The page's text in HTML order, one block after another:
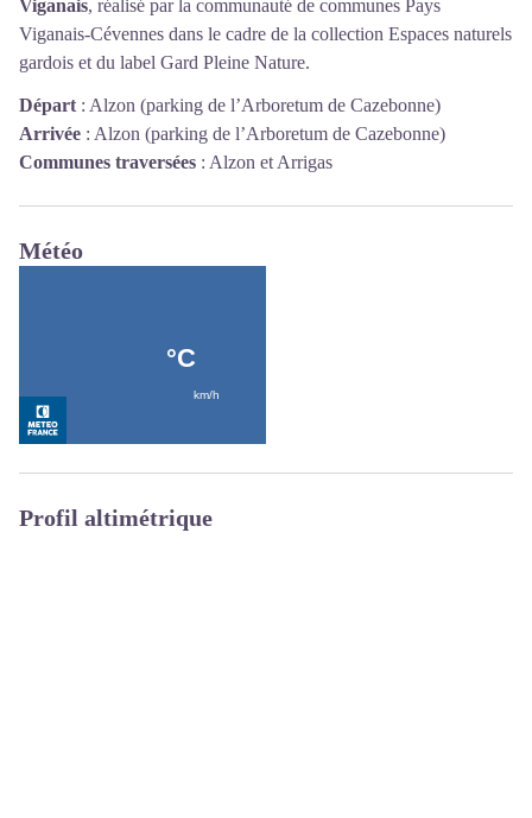
Viganais, réalisé par la communauté de communes Pays
Viganais-Cévennes dans le cadre de la collection Espaces naturels
gardois et du label Gard Pleine Nature.
Départ : Alzon (parking de l’Arboretum de Cazebonne)
Arrivée : Alzon (parking de l’Arboretum de Cazebonne)
Communes traversées : Alzon et Arrigas
Météo
Profil altimétrique